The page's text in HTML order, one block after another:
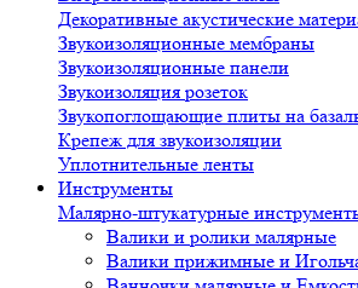
Декоративные акустические
Звукоизоляционные мембраны
Звукоизоляционные панели
Звукоизоляция розеток
Звукопоглощающие плиты на
Крепеж для звукоизоляции
Уплотнительные ленты
Инструменты
Малярно-штукатурные
Валики и ролики малярные
Валики прижимные и